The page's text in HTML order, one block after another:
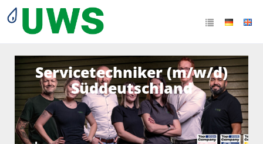
Servicetechniker (m/w/d)
Süddeutschland